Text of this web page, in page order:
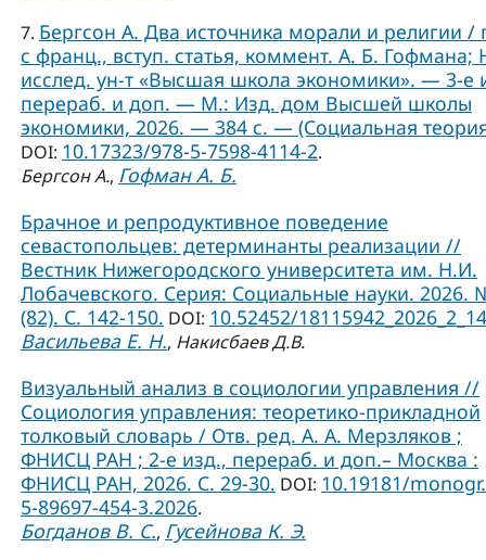
7. Бергсон А. Два источника морали и религии /
с франц., вступ. статья, коммент. А. Б. Гофмана;
исслед. ун-т «Высшая школа экономики». — 3-е
перераб. и доп. — М.: Изд. дом Высшей школы
экономики, 2026. — 384 с. — (Социальная
DOI: 10.17323/978-5-7598-4114-2.
Бергсон А., Гофман А. Б.
Брачное и репродуктивное поведение
севастопольцев: детерминанты реализации //
Вестник Нижегородского университета им. Н.И.
Лобачевского. Серия: Социальные науки. 2026.
(82). С. 142-150. DOI: 10.52452/
Васильева Е. Н., Накисбаев Д.В.
Визуальный анализ в социологии управления //
Социология управления: теоретико-прикладной
толковый словарь / Отв. ред. А. А. Мерзляков ;
ФНИСЦ РАН ; 2-е изд., перераб. и доп.– Москва :
ФНИСЦ РАН, 2026. С. 29-30. DOI: 10.19181/
5-89697-454-3.2026.
Богданов В. С., Гусейнова К. Э.